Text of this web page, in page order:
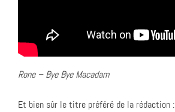
Rone – Bye Bye Macadam
Et bien sûr le titre préféré de la rédaction :